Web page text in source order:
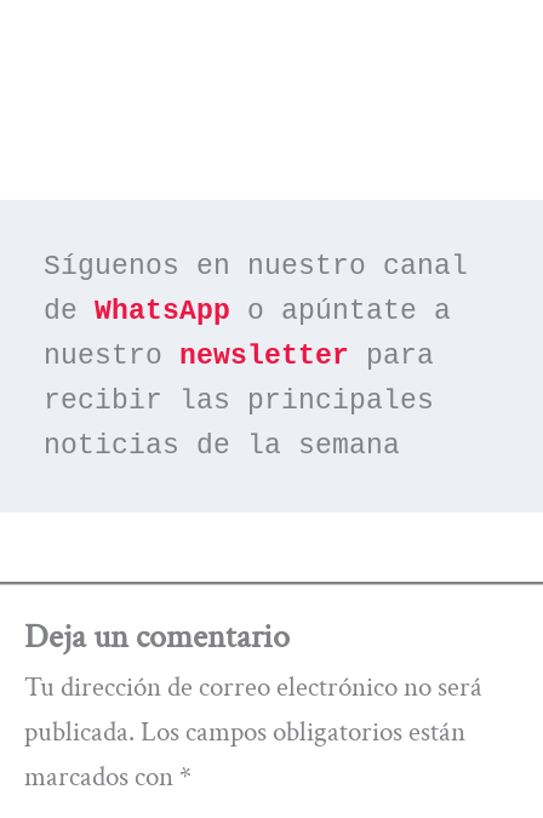
Síguenos en nuestro canal
de WhatsApp o apúntate a
nuestro newsletter para
recibir las principales
noticias de la semana
Deja un comentario
Tu dirección de correo electrónico no será
publicada. Los campos obligatorios están
marcados con *